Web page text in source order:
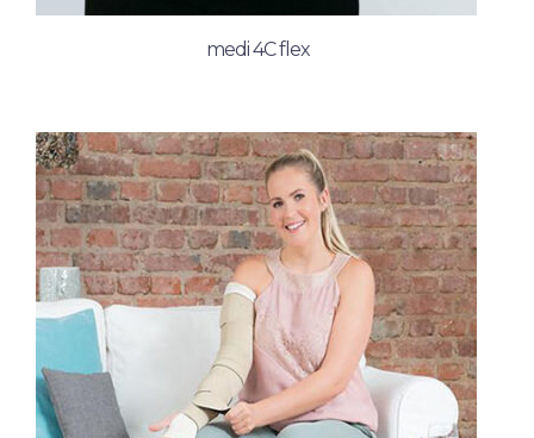
medi 4C flex